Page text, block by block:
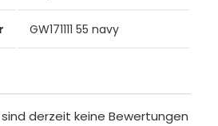
GW171111 55 navy
derzeit keine Bewertungen